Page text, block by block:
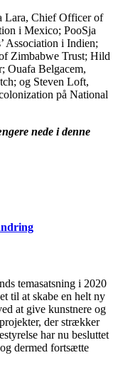
Lara, Chief Officer of
i Mexico; PooSja
Association i Indien;
Zimbabwe Trust; Hild
Ouafa Belgacem,
og Steven Loft,
på National
nede i denne
temasatsning i 2020
til at skabe en helt ny
at give kunstnere og
der strækker
har nu besluttet
dermed fortsætte